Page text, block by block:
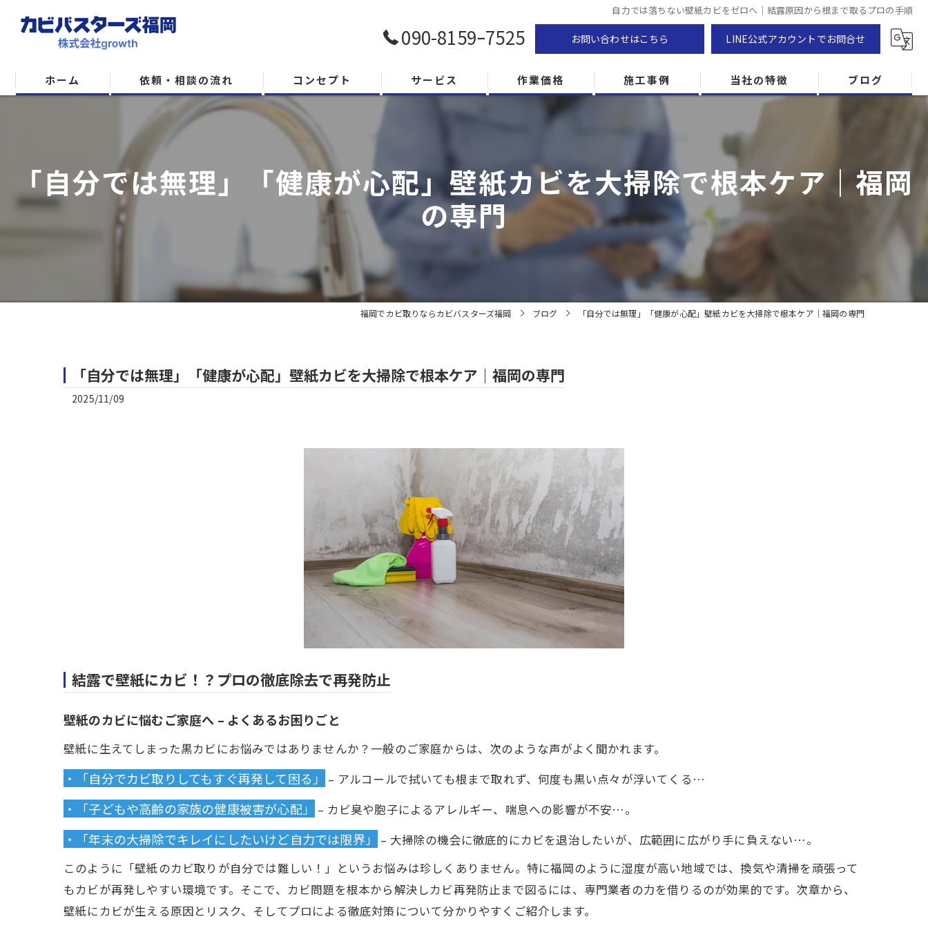
自力では落ちない壁紙カビをゼロへ｜結露原因から根まで取るプロの手順
090-8159ｰ7525 お問い合わせはこちら LINE公式アカウントでお問合せ
ホーム 依頼・相談の流れ コンセプト サービス 作業価格 施工事例 当社の特徴
防カビ
カビ専門
ZEH住宅
カビ検査
ブログ
「自分では無理」「健康が心配」壁紙カビを大掃除で根本ケア｜福岡
の専門
福岡でカビ取りならカビバスターズ福岡 ブログ 「自分では無理」「健康が心配」壁紙カビを大掃除で根本ケア｜福岡の専門
「自分では無理」「健康が心配」壁紙カビを大掃除で根本ケア｜福岡の専門
2025/11/09
結露で壁紙にカビ！？プロの徹底除去で再発防止
壁紙のカビに悩むご家庭へ – よくあるお困りごと
壁紙に生えてしまった黒カビにお悩みではありませんか？一般のご家庭からは、次のような声がよく聞かれます。
・「自分でカビ取りしてもすぐ再発して困る」 – アルコールで拭いても根まで取れず、何度も黒い点々が浮いてくる…
・「子どもや高齢の家族の健康被害が心配」 – カビ臭や胞子によるアレルギー、喘息への影響が不安…。
・「年末の大掃除でキレイにしたいけど自力では限界」
– 大掃除の機会に徹底的にカビを退治したいが、広範囲に広がり手に負えない…。
このように「壁紙のカビ取りが自分では難しい！」というお悩みは珍しくありません。特に福岡のように湿度が高い地域では、換気や清掃を頑張って
もカビが再発しやすい環境です。そこで、カビ問題を根本から解決しカビ再発防止まで図るには、専門業者の力を借りるのが効果的です。次章から、
壁紙にカビが生える原因とリスク、そしてプロによる徹底対策について分かりやすくご紹介します。